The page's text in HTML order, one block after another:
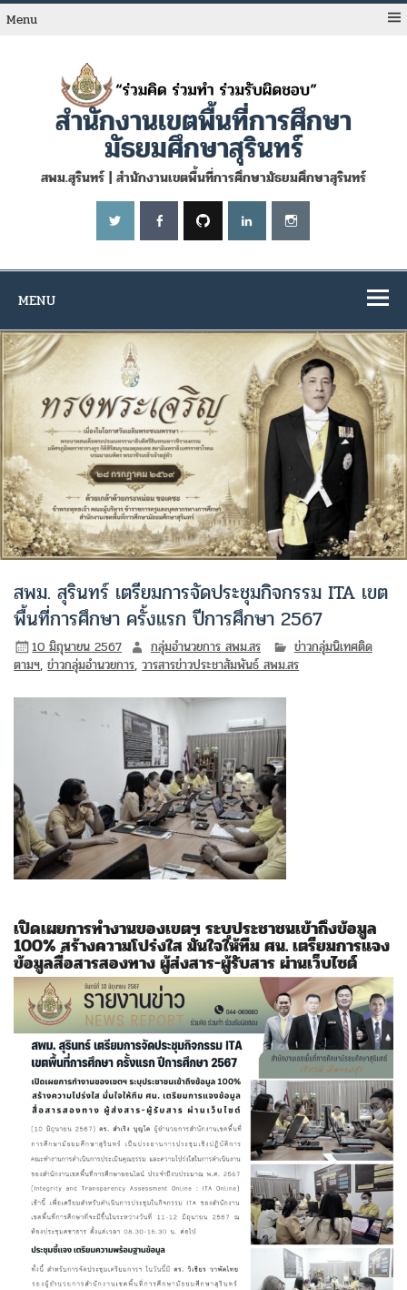
Skip
toMenu
สำนักงานเขตพื้นที่การศึกษา
มัธยมศึกษาสุรินทร์
สพม.สุรินทร์ | สำนักงานเขตพื้นที่การศึกษามัธยมศึกษาสุรินทร์
MENU
สพม. สุรินทร์ เตรียมการจัดประชุมกิจกรรม ITA เขต
พื้นที่การศึกษา ครั้งแรก ปีการศึกษา 2567
10 มิถุนายน 2567 กลุ่มอำนวยการ สพม.สร
ข่าวกลุ่มนิเทศติด
ตามฯ,ข่าวกลุ่มอำนวยการ,วารสารข่าวประชาสัมพันธ์ สพม.สร
เปิดเผยการทำงานของเขตฯ ระบุประชาชนเข้าถึงข้อมูล
100% สร้างความโปร่งใส มั่นใจให้ทีม ศน. เตรียมการแจง
ข้อมูลสื่อสารสองทาง ผู้ส่งสาร-ผู้รับสาร ผ่านเว็บไซต์